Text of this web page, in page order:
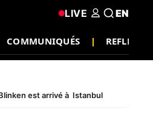
COMMUNIQUÉS
LIVE EN
est arrivé à Istanbul